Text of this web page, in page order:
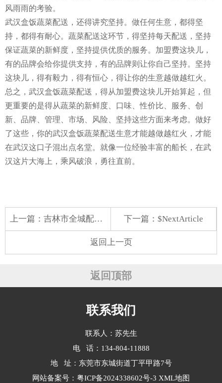
风雨雨的考验。
武汉盒饭蔬菜配送，还得讲究坚持。做任何生意，都得坚
持，都得有耐心。蔬菜配送这环节，得坚持每天配送，坚持
保证蔬菜的新鲜度，坚持提供优质的服务。加盟费这块儿，
有的品牌会给你提供支持，有的品牌则让你自己坚持。坚持
这块儿，得有毅力，得有恒心，得让你的生意越做越红火。
总之，武汉盒饭蔬菜配送，得从加盟费这块儿开始算起，但
更重要的是得从蔬菜的新鲜度、口味、性价比、服务、创
新、品牌、管理、市场、风险、坚持这些方面来考虑。做好
了这些，你的武汉盒饭蔬菜配送生意才能越做越红火，才能
在武汉这口子混出点名堂。就像一位经验丰富的船长，在武
汉这片大海上，乘风破浪，勇往直前。
上一篇： 吉林市全城配送蔬菜批发 下一篇：$NextArticle
返回上一页
返回顶部
联系我们
联系人：苏先生
电 话：134-804-11888
地 址：东莞市东城街道丁平甲路7号
网站备案号： 粤ICP备2024338602号-3 XML地图